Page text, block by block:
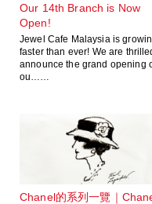
Our 14th Branch is Now
Open!
Jewel Cafe Malaysia is
faster than ever! We are
announce the grand opening
ou……
Chanel的系列一覽｜